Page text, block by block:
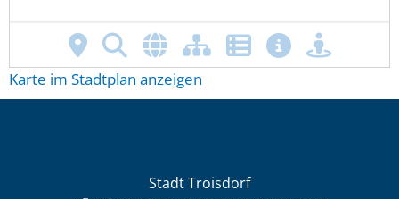
Karte im Stadtplan anzeigen
Stadt Troisdorf